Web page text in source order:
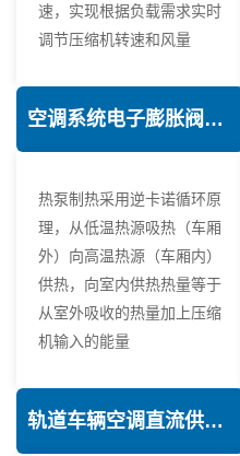
速，实现根据负载需求实时
调节压缩机转速和风量
空调系统电子膨胀阀热力学优化技术
热泵制热采用逆卡诺循环原
理，从低温热源吸热（车厢
外）向高温热源（车厢内）
供热，向室内供热热量等于
从室外吸收的热量加上压缩
机输入的能量
轨道车辆空调直流供电技术